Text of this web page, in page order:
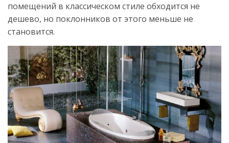
помещений в классическом стиле обходится не
дешево, но поклонников от этого меньше не
становится.